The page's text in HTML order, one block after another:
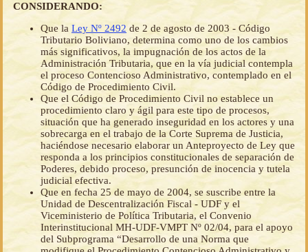
CONSIDERANDO:
Que la Ley Nº 2492 de 2 de agosto de 2003 - Código
Tributario Boliviano, determina como uno de los cambios
más significativos, la impugnación de los actos de la
Administración Tributaria, que en la vía judicial contempla
el proceso Contencioso Administrativo, contemplado en el
Código de Procedimiento Civil.
Que el Código de Procedimiento Civil no establece un
procedimiento claro y ágil para este tipo de procesos,
situación que ha generado inseguridad en los actores y una
sobrecarga en el trabajo de la Corte Suprema de Justicia,
haciéndose necesario elaborar un Anteproyecto de Ley que
responda a los principios constitucionales de separación de
Poderes, debido proceso, presunción de inocencia y tutela
judicial efectiva.
Que en fecha 25 de mayo de 2004, se suscribe entre la
Unidad de Descentralización Fiscal - UDF y el
Viceministerio de Política Tributaria, el Convenio
Interinstitucional MH-UDF-VMPT Nº 02/04, para el apoyo
del Subprograma “Desarrollo de una Norma que